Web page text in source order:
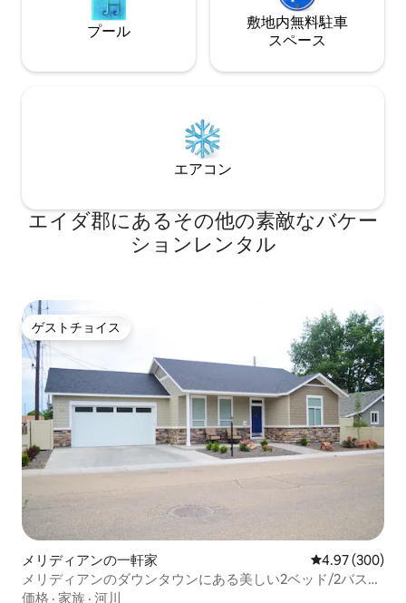
プール
敷地内無料駐⁠車
ス⁠ペ⁠ー⁠ス
エアコン
エイダ郡にあるその他の素敵なバケー
ションレンタル
ゲストチョイス
ゲストチョイス
メリディアンの一軒家 レビュー300
4.97 (300)
メリディアンのダウンタウンにある美しい2ベッド/2バスル
ームの家
価格 · 家族 · 河川